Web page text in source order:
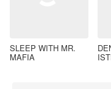
SLEEP WITH MR.
MAFIA